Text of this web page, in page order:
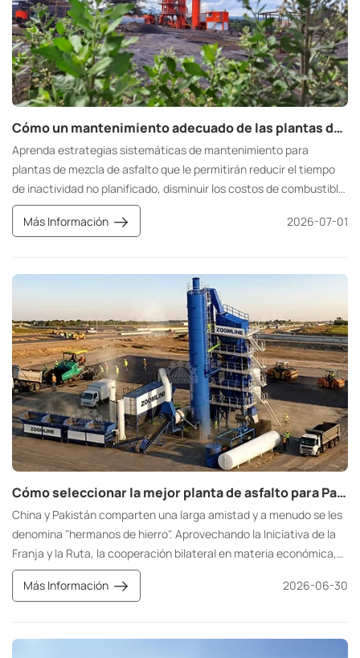
Cómo un mantenimiento adecuado de las plantas de asfalto reduce el tiempo de inactividad y los costos operativos: estrategias para mejorar la eficiencia y prolongar la vida útil de los equipos.
Aprenda estrategias sistemáticas de mantenimiento para
plantas de mezcla de asfalto que le permitirán reducir el tiempo
de inactividad no planificado, disminuir los costos de combustible
y repuestos, estabilizar la calidad de la mezcla asfáltica y
prolongar la vida útil de los equipos. Compare el mantenimiento
Más Información 2026-07-01
Cómo seleccionar la mejor planta de asfalto para Pakistán de un fabricante chino
China y Pakistán comparten una larga amistad y a menudo se les
denomina "hermanos de hierro". Aprovechando la Iniciativa de la
Franja y la Ruta, la cooperación bilateral en materia económica,
comercial y de infraestructuras continúa profundizándose, con
proyectos viales, instalaciones portuarias y autopistas
Más Información 2026-06-30